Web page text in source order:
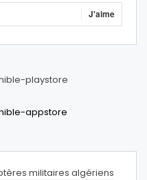
J'aime
militaires algériens